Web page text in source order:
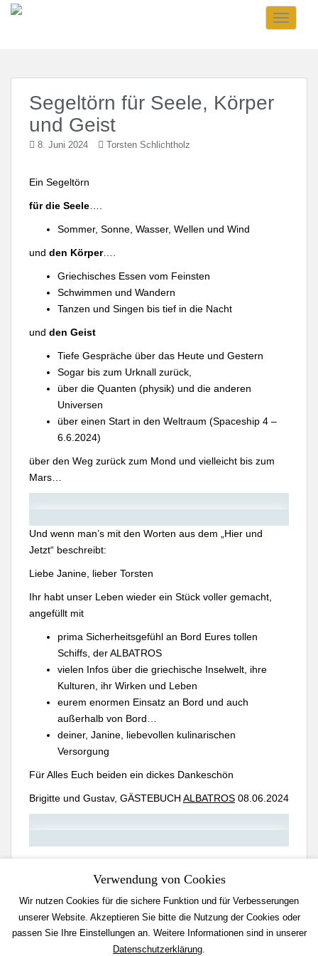
Skip to main content
Segeltörn für Seele, Körper
und Geist
8. Juni 2024 Torsten Schlichtholz
Ein Segeltörn
für die Seele
Sommer, Sonne, Wasser, Wellen und Wind
und den Körper….
Griechisches Essen vom Feinsten
Schwimmen und Wandern
Tanzen und Singen bis tief in die Nacht
und den Geist
Tiefe Gespräche über das Heute und Gestern
Sogar bis zum Urknall zurück,
über die Quanten (physik) und die anderen
Universen
über einen Start in den Weltraum (Spaceship 4 –
6.6.2024)
über den Weg zurück zum Mond und vielleicht bis zum
Mars…
Und wenn man’s mit den Worten aus dem „Hier und
Jetzt“ beschreibt:
Liebe Janine, lieber Torsten
Ihr habt unser Leben wieder ein Stück voller gemacht,
angefüllt mit
prima Sicherheitsgefühl an Bord Eures tollen
Schiffs, der ALBATROS
vielen Infos über die griechische Inselwelt, ihre
Kulturen, ihr Wirken und Leben
eurem enormen Einsatz an Bord und auch
außerhalb von Bord…
deiner, Janine, liebevollen kulinarischen
Versorgung
Für Alles Euch beiden ein dickes Dankeschön
Brigitte und Gustav, GÄSTEBUCH ALBATROS 08.06.2024
Beitragsnavigation
Ganz groß auf Reise gehen 1001 wunderbare Erlebnisse
Verwendung von Cookies
Wir nutzen Cookies für die sichere Funktion und für Verbesserungen
unserer Website. Akzeptieren Sie bitte die Nutzung der Cookies oder
passen Sie Ihre Einstellungen an. Weitere Informationen sind in unserer
Datenschutzerklärung